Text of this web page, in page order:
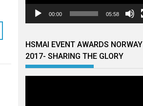
00:00 05:58
HSMAI EVENT AWARDS NORWAY
2017- SHARING THE GLORY